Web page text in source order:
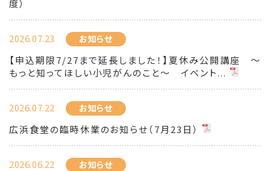
度）
2026.07.23 お知らせ
【申込期限7/27まで延長しました！】夏休み公開講座 ～
もっと知ってほしい小児がんのこと～ イベント...
2026.07.22 お知らせ
広浜食堂の臨時休業のお知らせ（7月23日）
2026.06.22 お知らせ